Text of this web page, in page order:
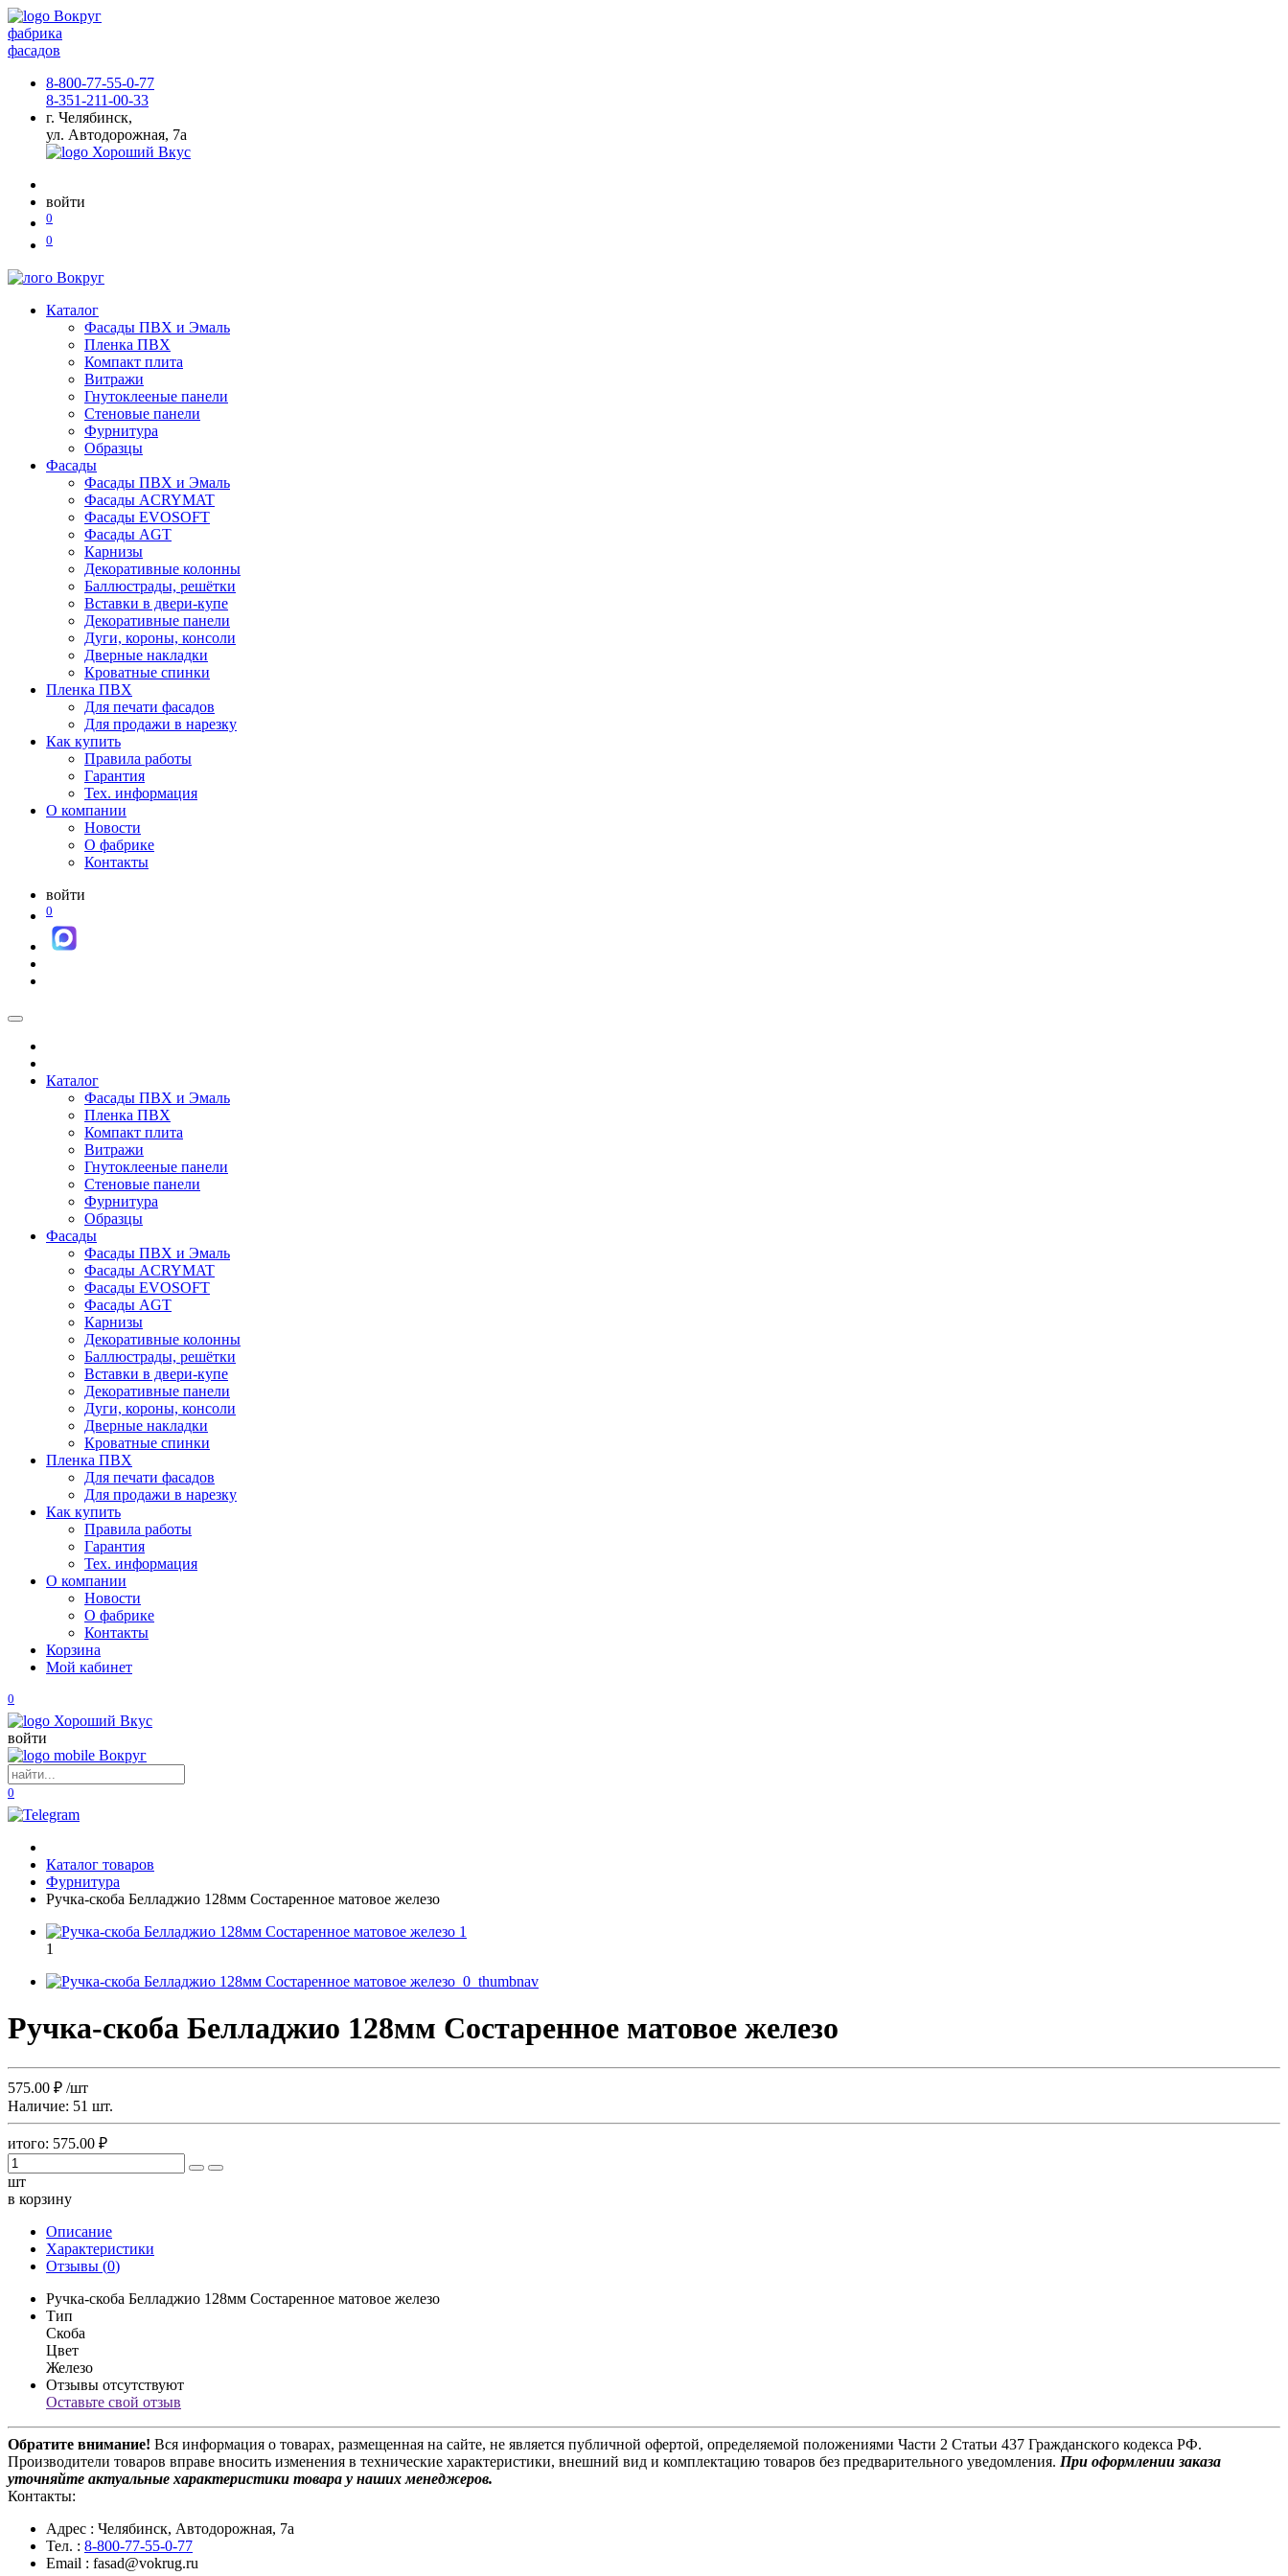
фабрика
фасадов
8-800-77-55-0-77
8-351-211-00-33
г. Челябинск,
ул. Автодорожная, 7а
войти
0
0
Каталог
Фасады ПВХ и Эмаль
Пленка ПВХ
Компакт плита
Витражи
Гнутоклееные панели
Стеновые панели
Фурнитура
Образцы
Фасады
Фасады ПВХ и Эмаль
Фасады ACRYMAT
Фасады EVOSOFT
Фасады AGT
Карнизы
Декоративные колонны
Баллюстрады, решётки
Вставки в двери-купе
Декоративные панели
Дуги, короны, консоли
Дверные накладки
Кроватные спинки
Пленка ПВХ
Для печати фасадов
Для продажи в нарезку
Как купить
Правила работы
Гарантия
Тех. информация
О компании
Новости
О фабрике
Контакты
войти
0
Каталог
Фасады ПВХ и Эмаль
Пленка ПВХ
Компакт плита
Витражи
Гнутоклееные панели
Стеновые панели
Фурнитура
Образцы
Фасады
Фасады ПВХ и Эмаль
Фасады ACRYMAT
Фасады EVOSOFT
Фасады AGT
Карнизы
Декоративные колонны
Баллюстрады, решётки
Вставки в двери-купе
Декоративные панели
Дуги, короны, консоли
Дверные накладки
Кроватные спинки
Пленка ПВХ
Для печати фасадов
Для продажи в нарезку
Как купить
Правила работы
Гарантия
Тех. информация
О компании
Новости
О фабрике
Контакты
Корзина
Мой кабинет
0
войти
0
Каталог товаров
Фурнитура
Ручка-скоба Белладжио 128мм Состаренное матовое железо
1
Ручка-скоба Белладжио 128мм Состаренное матовое железо
575.00 ₽ /шт
Наличие: 51 шт.
итого: 575.00 ₽
шт
в корзину
Описание
Характеристики
Отзывы (0)
Ручка-скоба Белладжио 128мм Состаренное матовое железо
Тип
Скоба
Цвет
Железо
Отзывы отсутствуют
Оставьте свой отзыв
Обратите внимание! Вся информация о товарах, размещенная на сайте, не является публичной офертой, определяемой положениями Части 2 Статьи 437 Гражданского кодекса РФ.
Производители товаров вправе вносить изменения в технические характеристики, внешний вид и комплектацию товаров без предварительного уведомления. При оформлении заказа
уточняйте актуальные характеристики товара у наших менеджеров.
Контакты:
Адрес : Челябинск, Автодорожная, 7а
Тел. : 8-800-77-55-0-77
Email : fasad@vokrug.ru